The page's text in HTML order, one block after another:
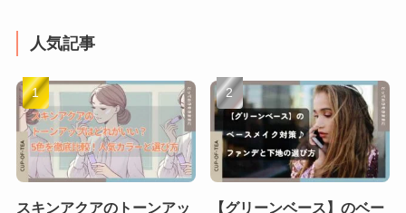
人気記事
スキンアクアのトーンアッ
【グリーンベース】のベー